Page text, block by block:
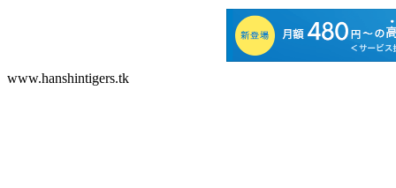
www.hanshintigers.tk